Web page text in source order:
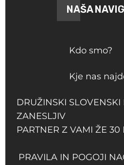
NAŠA
Kdo smo?
Kje nas
DRUŽINSKI
ZANESLJIV
PARTNER Z VAMI ŽE 30
PRAVILA IN POGOJI